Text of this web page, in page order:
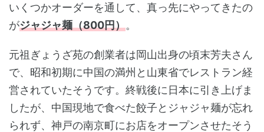
いくつかオーダーを通して、真っ先にやってきたの
がジャジャ麺（800円）。
元祖ぎょうざ苑の創業者は岡山出身の頃末芳夫さん
で、昭和初期に中国の満州と山東省でレストラン経
営されていたそうです。終戦後に日本に引き上げま
したが、中国現地で食べた餃子とジャジャ麺が忘れ
られず、神戸の南京町にお店をオープンさせたそう